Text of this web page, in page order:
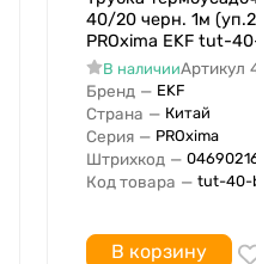
40/20 черн. 1м
PROxima EKF tut-
В наличииАртикул
Бренд — EKF
Страна — Китай
Серия — PROxima
Штрихкод —
Код товара — tut-40-
В корзину